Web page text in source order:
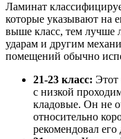
Ламинат
которые указывают на
выше класс, тем лучше
ударам и другим
помещений обычно
21-23 класс: Этот
с низкой
кладовые. Он не
относительно
рекомендовал